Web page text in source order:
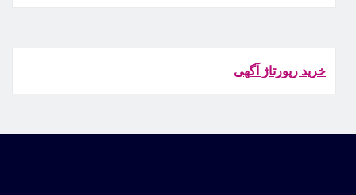
خرید رپورتاژ آگهی